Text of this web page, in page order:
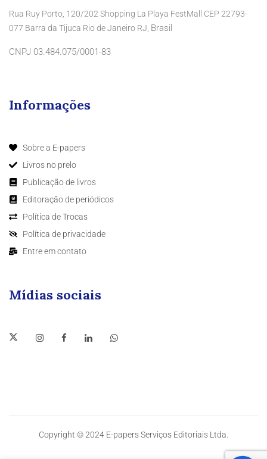
Rua Ruy Porto, 120/202 Shopping La Playa FestMall CEP 22793-
077 Barra da Tijuca Rio de Janeiro RJ, Brasil
CNPJ 03.484.075/0001-83
Informações
Sobre a E-papers
Livros no prelo
Publicação de livros
Editoração de periódicos
Política de Trocas
Política de privacidade
Entre em contato
Mídias sociais
Copyright © 2024 E-papers Serviços Editoriais Ltda.